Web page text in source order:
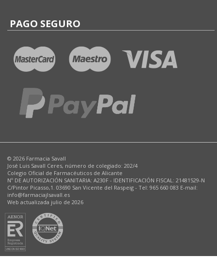
PAGO SEGURO
© 2026 Farmacia Savall
José Luis Savall Ceres, número de colegiado: 202/4
Colegio Oficial de Farmacéuticos de Alicante
Nº DE AUTORIZACIÓN SANITARIA: A230F - IDENTIFICACIÓN FISCAL: 21481529-N
C/Pintor Picasso,1. 03690 San Vicente del Raspeig - Tel: 965 660 083 E-mail:
info@farmaciajlsavall.es
Web actualizada julio de 2026